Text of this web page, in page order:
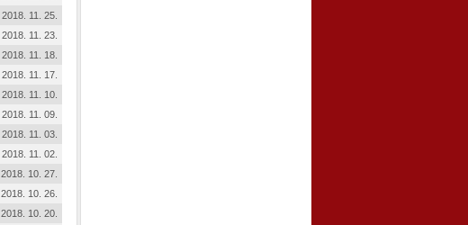
2018. 11. 25.
2018. 11. 23.
2018. 11. 18.
2018. 11. 17.
2018. 11. 10.
2018. 11. 09.
2018. 11. 03.
2018. 11. 02.
2018. 10. 27.
2018. 10. 26.
2018. 10. 20.